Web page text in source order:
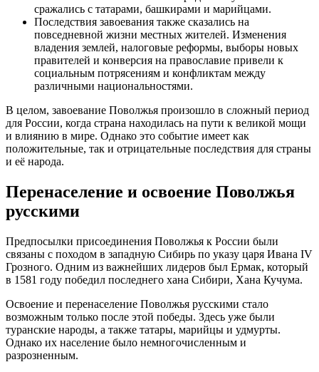
сражались с татарами, башкирами и марийцами.
Последствия завоевания также сказались на
повседневной жизни местных жителей. Изменения
владения землей, налоговые реформы, выборы новых
правителей и конверсия на православие привели к
социальным потрясениям и конфликтам между
различными национальностями.
В целом, завоевание Поволжья произошло в сложный период
для России, когда страна находилась на пути к великой мощи
и влиянию в мире. Однако это событие имеет как
положительные, так и отрицательные последствия для страны
и её народа.
Перенаселение и освоение Поволжья
русскими
Предпосылки присоединения Поволжья к России были
связаны с походом в западную Сибирь по указу царя Ивана IV
Грозного. Одним из важнейших лидеров был Ермак, который
в 1581 году победил последнего хана Сибири, Хана Кучума.
Освоение и перенаселение Поволжья русскими стало
возможным только после этой победы. Здесь уже были
туранские народы, а также татары, марийцы и удмурты.
Однако их население было немногочисленным и
разрозненным.